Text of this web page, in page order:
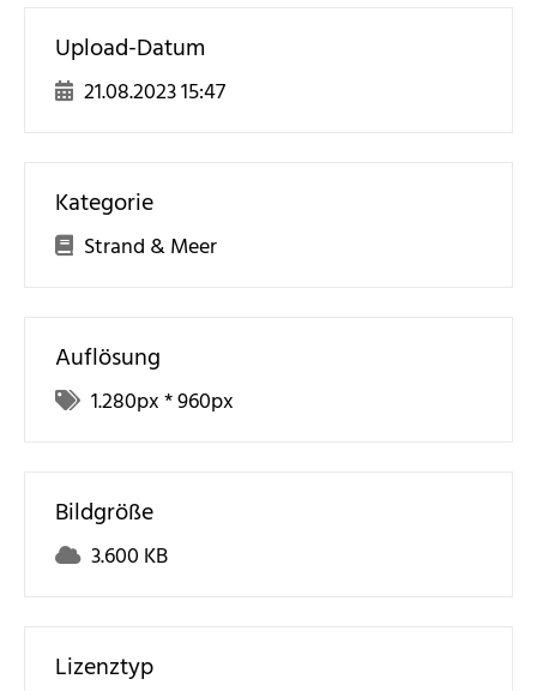
Upload-Datum
21.08.2023 15:47
Kategorie
Strand & Meer
Auflösung
1.280px *960px
Bildgröße
3.600 KB
Lizenztyp